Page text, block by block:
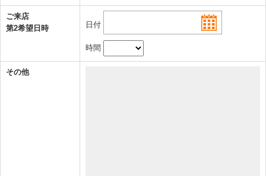
ご来店
第2希望日時
日付
時間
その他